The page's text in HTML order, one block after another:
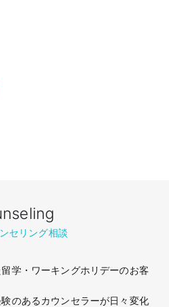
セリング相談
学・ワーキングホリデーのお客
のあるカウンセラーが日々変化